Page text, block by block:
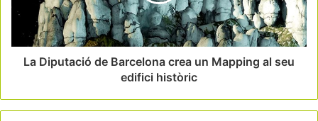
La Diputació de Barcelona crea un Mapping al seu
edifici històric